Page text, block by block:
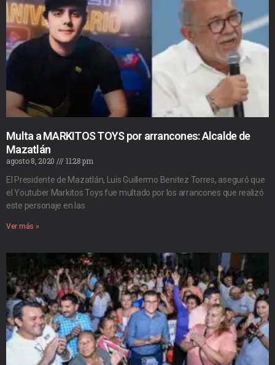
Multa a MARKITOS TOYS por arrancones: Alcalde de
Mazatlán
agosto 8, 2020
11:28 pm
El Presidente de Mazatlán, Luis Guillermo Benitez Torres, aseguró que
el Youtuber Markitos Toys fue multado por los arrancones que realizó
este personaje en las
Ver más »